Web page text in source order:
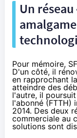
Un
Pour mémoire,
D'un côté, il
en rapprochant
atteindre des
l'autre, il
l'abonné (FTTH)
2014. Des deux
commerciale au
solutions sont